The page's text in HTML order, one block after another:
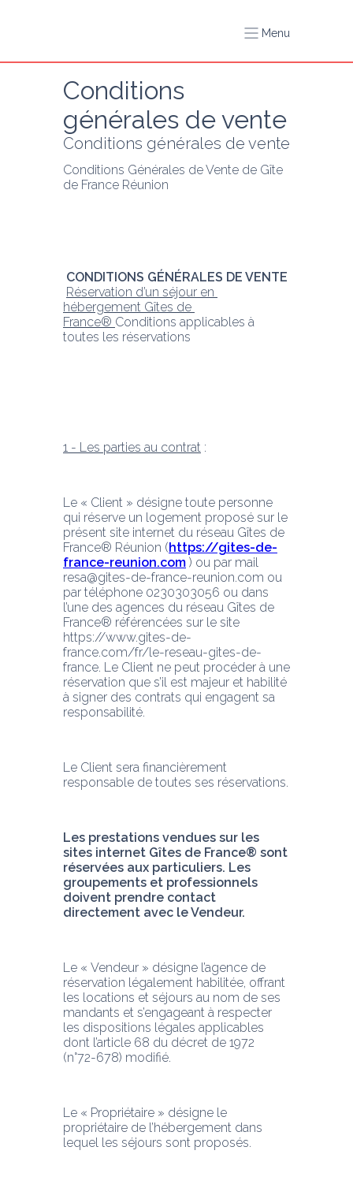
Menu
Conditions
générales de vente
Conditions générales de vente
Conditions Générales de Vente de Gîte
de France Réunion
Réservation d’un séjour en
hébergement Gîtes de
France® Conditions applicables à
toutes les réservations
1 - Les parties au contrat :
Le « Client » désigne toute personne
qui réserve un logement proposé sur le
présent site internet du réseau Gîtes de
France® Réunion (https://gites-de-
france-reunion.com ) ou par mail
resa@gites-de-france-reunion.com ou
par téléphone 0230303056 ou dans
l’une des agences du réseau Gîtes de
France® référencées sur le site
https://www.gites-de-
france.com/fr/le-reseau-gites-de-
france. Le Client ne peut procéder à une
réservation que s’il est majeur et habilité
à signer des contrats qui engagent sa
responsabilité.
Le Client sera financièrement
responsable de toutes ses réservations.
Les prestations vendues sur les
sites internet Gîtes de France® sont
réservées aux particuliers. Les
groupements et professionnels
doivent prendre contact
directement avec le Vendeur.
Le « Vendeur » désigne l’agence de
réservation légalement habilitée, offrant
les locations et séjours au nom de ses
mandants et s’engageant à respecter
les dispositions légales applicables
dont l’article 68 du décret de 1972
(n°72-678) modifié.
Le « Propriétaire » désigne le
propriétaire de l’hébergement dans
lequel les séjours sont proposés.